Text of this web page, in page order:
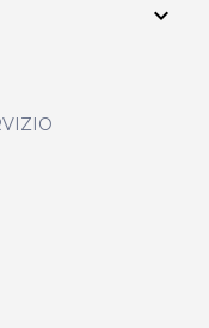
expand_more